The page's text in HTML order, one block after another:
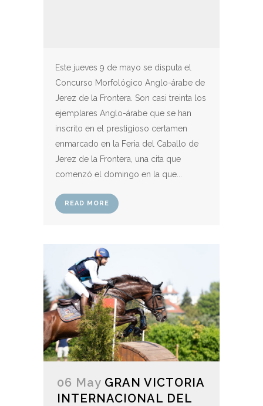
Este jueves 9 de mayo se disputa el
Concurso Morfológico Anglo-árabe de
Jerez de la Frontera. Son casi treinta los
ejemplares Anglo-árabe que se han
inscrito en el prestigioso certamen
enmarcado en la Feria del Caballo de
Jerez de la Frontera, una cita que
comenzó el domingo en la que...
READ MORE
06 May GRAN VICTORIA
INTERNACIONAL DEL